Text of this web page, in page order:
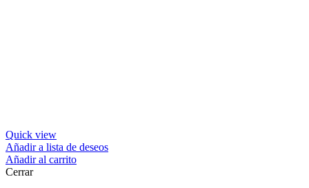
Quick view
Añadir a lista de deseos
Añadir al carrito
Cerrar